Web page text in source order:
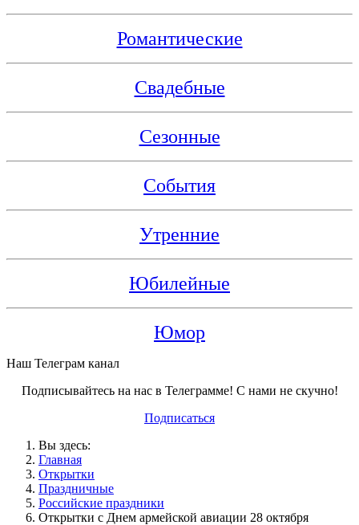
Романтические
Свадебные
Сезонные
События
Утренние
Юбилейные
Юмор
Наш Телеграм канал
Подписывайтесь на нас в Телеграмме! С нами не скучно!
Подписаться
Вы здесь:
Главная
Открытки
Праздничные
Российские праздники
Открытки с Днем армейской авиации 28 октября